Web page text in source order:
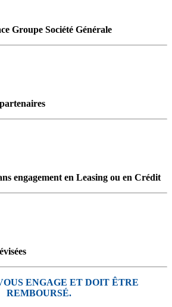
Groupe Société Générale
engagement en Leasing ou en Crédit
ENGAGE ET DOIT ÊTRE
REMBOURSÉ.